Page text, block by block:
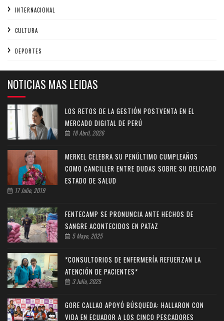
INTERNACIONAL
CULTURA
DEPORTES
NOTICIAS MAS LEIDAS
LOS RETOS DE LA GESTIÓN POSTVENTA EN EL
MERCADO DIGITAL DE PERÚ
18 Abril, 2026
MERKEL CELEBRA SU PENÚLTIMO CUMPLEAÑOS
COMO CANCILLER ENTRE DUDAS SOBRE SU DELICADO
ESTADO DE SALUD
17 Julio, 2019
FENTECAMP SE PRONUNCIA ANTE HECHOS DE
SANGRE ACONTECIDOS EN PATAZ
5 Mayo, 2025
*CONSULTORIOS DE ENFERMERÍA REFUERZAN LA
ATENCIÓN DE PACIENTES*
3 Julio, 2025
GORE CALLAO APOYÓ BÚSQUEDA: HALLARON CON
VIDA EN ECUADOR A LOS CINCO PESCADORES